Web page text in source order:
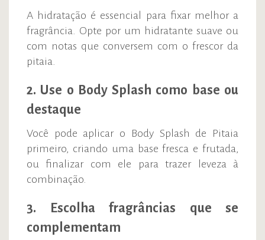
A hidratação é essencial para fixar melhor a
fragrância. Opte por um hidratante suave ou
com notas que conversem com o frescor da
pitaia.
2. Use o Body Splash como base ou
destaque
Você pode aplicar o Body Splash de Pitaia
primeiro, criando uma base fresca e frutada,
ou finalizar com ele para trazer leveza à
combinação.
3. Escolha fragrâncias que se
complementam